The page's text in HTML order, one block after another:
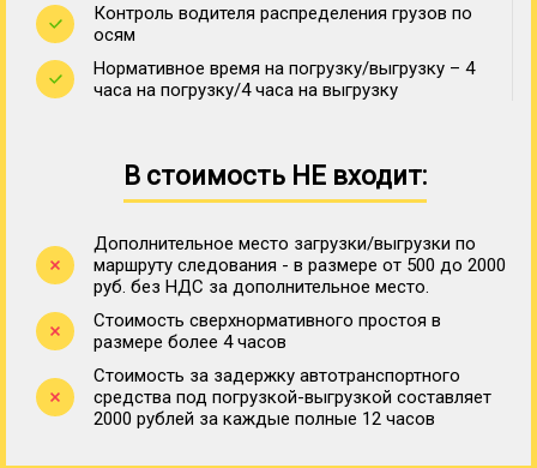
Контроль водителя распределения грузов по
осям
Нормативное время на погрузку/выгрузку – 4
часа на погрузку/4 часа на выгрузку
В стоимость НЕ входит:
Дополнительное место загрузки/выгрузки по
маршруту следования - в размере от 500 до 2000
руб. без НДС за дополнительное место.
Стоимость сверхнормативного простоя в
размере более 4 часов
Стоимость за задержку автотранспортного
средства под погрузкой-выгрузкой составляет
2000 рублей за каждые полные 12 часов